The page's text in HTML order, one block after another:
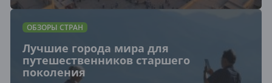
ОБЗОРЫ СТРАН
Лучшие города мира для
путешественников старшего
поколения